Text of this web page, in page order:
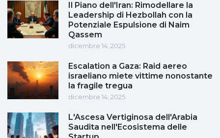
Il Piano dell'Iran: Rimodellare la
Leadership di Hezbollah con la
Potenziale Espulsione di Naim
Qassem
dicembre 14, 2025
Escalation a Gaza: Raid aereo
israeliano miete vittime nonostante
la fragile tregua
dicembre 14, 2025
L'Ascesa Vertiginosa dell'Arabia
Saudita nell'Ecosistema delle